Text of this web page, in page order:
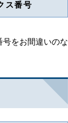
ス番号
号をお間違いのな